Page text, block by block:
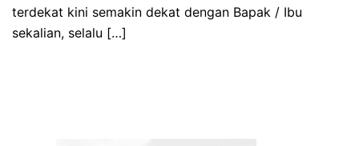
terdekat kini semakin dekat dengan Bapak / Ibu
sekalian, selalu […]